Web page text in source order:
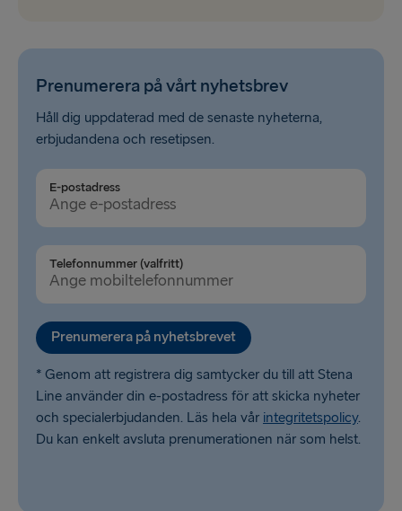
Prenumerera på vårt nyhetsbrev
Håll dig uppdaterad med de senaste nyheterna,
erbjudandena och resetipsen.
E-postadress
Telefonnummer (valfritt)
Prenumerera på nyhetsbrevet
* Genom att registrera dig samtycker du till att Stena
Line använder din e-postadress för att skicka nyheter
och specialerbjudanden. Läs hela vår integritetspolicy.
Du kan enkelt avsluta prenumerationen när som helst.